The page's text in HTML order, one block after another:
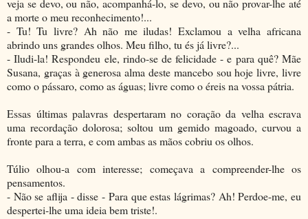
veja se devo, ou não, acompanhá-lo, se devo, ou não provar-lhe até
a morte o meu reconhecimento!...
- Tu! Tu livre? Ah não me iludas! Exclamou a velha africana
abrindo uns grandes olhos. Meu filho, tu és já livre?...
- Iludi-la! Respondeu ele, rindo-se de felicidade - e para quê? Mãe
Susana, graças à generosa alma deste mancebo sou hoje livre, livre
como o pássaro, como as águas; livre como o éreis na vossa pátria.
Essas últimas palavras despertaram no coração da velha escrava
uma recordação dolorosa; soltou um gemido magoado, curvou a
fronte para a terra, e com ambas as mãos cobriu os olhos.
Túlio olhou-a com interesse; começava a compreender-lhe os
pensamentos.
- Não se aflija - disse - Para que estas lágrimas? Ah! Perdoe-me, eu
despertei-lhe uma ideia bem triste!.